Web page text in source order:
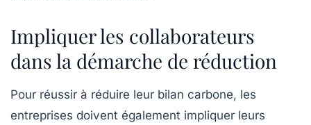
Impliquer les collaborateurs
dans la démarche de réduction
Pour réussir à réduire leur bilan carbone, les
entreprises doivent également impliquer leurs